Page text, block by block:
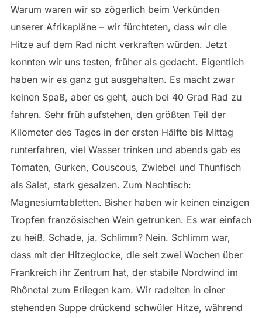
Warum waren wir so zögerlich beim Verkünden
unserer Afrikapläne – wir fürchteten, dass wir die
Hitze auf dem Rad nicht verkraften würden. Jetzt
konnten wir uns testen, früher als gedacht. Eigentlich
haben wir es ganz gut ausgehalten. Es macht zwar
keinen Spaß, aber es geht, auch bei 40 Grad Rad zu
fahren. Sehr früh aufstehen, den größten Teil der
Kilometer des Tages in der ersten Hälfte bis Mittag
runterfahren, viel Wasser trinken und abends gab es
Tomaten, Gurken, Couscous, Zwiebel und Thunfisch
als Salat, stark gesalzen. Zum Nachtisch:
Magnesiumtabletten. Bisher haben wir keinen einzigen
Tropfen französischen Wein getrunken. Es war einfach
zu heiß. Schade, ja. Schlimm? Nein. Schlimm war,
dass mit der Hitzeglocke, die seit zwei Wochen über
Frankreich ihr Zentrum hat, der stabile Nordwind im
Rhônetal zum Erliegen kam. Wir radelten in einer
stehenden Suppe drückend schwüler Hitze, während